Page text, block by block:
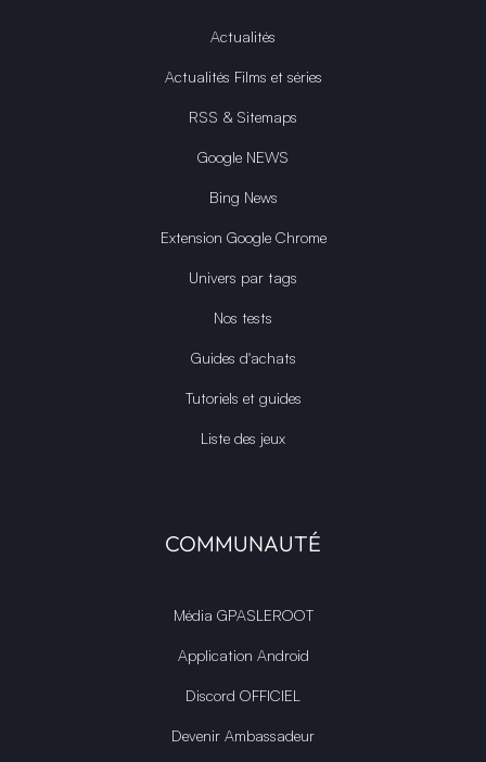
Actualités
Actualités Films et séries
RSS & Sitemaps
Google NEWS
Bing News
Extension Google Chrome
Univers par tags
Nos tests
Guides d'achats
Tutoriels et guides
Liste des jeux
COMMUNAUTÉ
Média GPASLEROOT
Application Android
Discord OFFICIEL
Devenir Ambassadeur